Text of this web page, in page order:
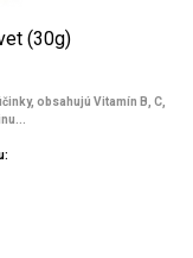
(30g)
obsahujú Vitamín B, C,